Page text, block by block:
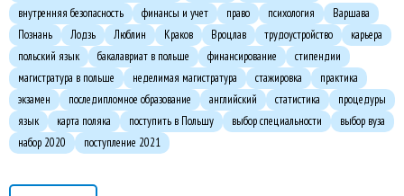
внутренняя безопасность
финансы и учет право психология
Варшава
Познань
Лодзь Люблин Краков Вроцлав трудоустройство
карьера
польский язык
бакалавриат в польше финансирование
стипендии
магистратура в польше
неделимая магистратура стажировка
практика
экзамен
последипломное образование английский статистика
процедуры
язык
карта поляка поступить в Польшу выбор специальности
выбор вуза
набор 2020
поступление 2021